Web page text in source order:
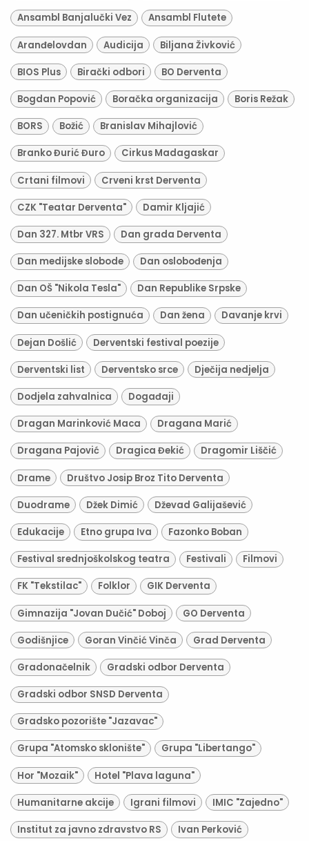
Ansambl Banjalučki Vez Ansambl Flutete
Aranđelovdan Audicija Biljana Živković
BIOS Plus Birački odbori BO Derventa
Bogdan Popović Boračka organizacija Boris Režak
BORS Božić Branislav Mihajlović
Branko Đurić Đuro Cirkus Madagaskar
Crtani filmovi Crveni krst Derventa
CZK "Teatar Derventa" Damir Kljajić
Dan 327. Mtbr VRS Dan grada Derventa
Dan medijske slobode Dan oslobođenja
Dan OŠ "Nikola Tesla" Dan Republike Srpske
Dan učeničkih postignuća Dan žena Davanje krvi
Dejan Došlić Derventski festival poezije
Derventski list Derventsko srce Dječija nedjelja
Dodjela zahvalnica Događaji
Dragan Marinković Maca Dragana Marić
Dragana Pajović Dragica Đekić Dragomir Liščić
Drame Društvo Josip Broz Tito Derventa
Duodrame Džek Dimić Dževad Galijašević
Edukacije Etno grupa Iva Fazonko Boban
Festival srednjoškolskog teatra Festivali Filmovi
FK "Tekstilac" Folklor GIK Derventa
Gimnazija "Jovan Dučić" Doboj GO Derventa
Godišnjice Goran Vinčić Vinča Grad Derventa
Gradonačelnik Gradski odbor Derventa
Gradski odbor SNSD Derventa
Gradsko pozorište "Jazavac"
Grupa "Atomsko sklonište" Grupa "Libertango"
Hor "Mozaik" Hotel "Plava laguna"
Humanitarne akcije Igrani filmovi IMIC "Zajedno"
Institut za javno zdravstvo RS Ivan Perković